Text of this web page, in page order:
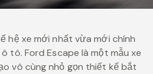
hệ xe mới nhất vừa mới chính
tô. Ford Escape là một mẫu xe
vô cùng nhỏ gọn thiết kế bắt